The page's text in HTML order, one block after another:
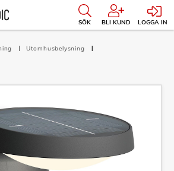
SÖK BLI KUND LOGGA IN
Utomhusbelysning